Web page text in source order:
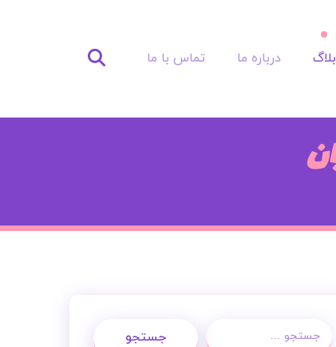
بلاگ درباره ما تماس با ما
جستجو